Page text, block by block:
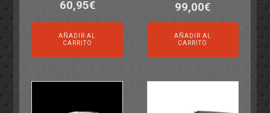
60,95€
AÑADIR AL
CARRITO
El
precio
original
era:
124,00€.
99,00€El
precio
actual
es:
99,00€.
AÑADIR AL
CARRITO